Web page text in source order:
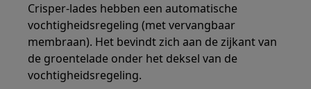
Crisper-lades hebben een automatische
vochtigheidsregeling (met vervangbaar
membraan). Het bevindt zich aan de zijkant van
de groentelade onder het deksel van de
vochtigheidsregeling.